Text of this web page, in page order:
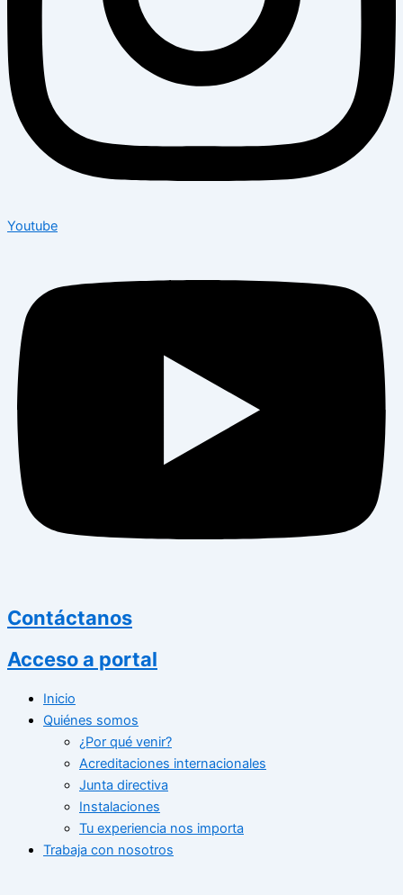
Youtube
Contáctanos
Acceso a portal
Inicio
Quiénes somos
¿Por qué venir?
Acreditaciones internacionales
Junta directiva
Instalaciones
Tu experiencia nos importa
Trabaja con nosotros